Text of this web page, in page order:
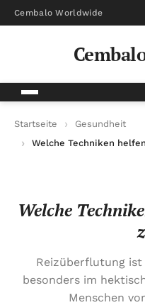
Cembalo Worldwide
Startseite
Gesundheit
Welche Techniken
Welche
Reizüberflutung ist
besonders im
Menschen